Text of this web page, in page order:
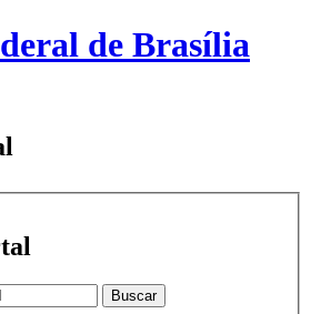
de Brasília
Buscar